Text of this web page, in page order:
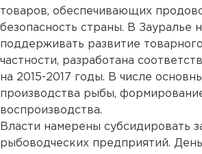
товаров, обеспечивающих
безопасность страны. В Зауралье
поддерживать развитие
частности, разработана
на 2015-2017 годы. В числе
производства рыбы,
воспроизводства.
Власти намерены субсидировать
рыбоводческих предприятий.